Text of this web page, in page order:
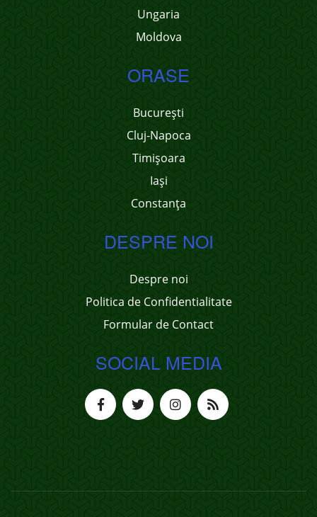
Ungaria
Moldova
ORASE
București
Cluj-Napoca
Timișoara
Iași
Constanța
DESPRE NOI
Despre noi
Politica de Confidentialitate
Formular de Contact
SOCIAL MEDIA